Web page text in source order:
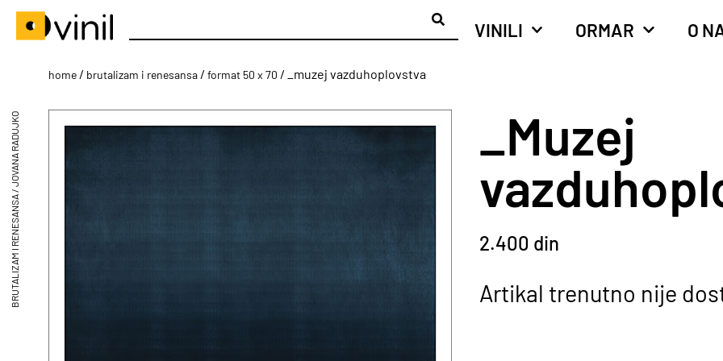
VINILI ORMAR O
home / brutalizam i renesansa / format 50 x 70 / _muzej vazduhoplovstva
BRUTALIZAM I RENESANSA / JOVANA RADUJKO
_Muzej
2.400 din
Artikal trenutno nije